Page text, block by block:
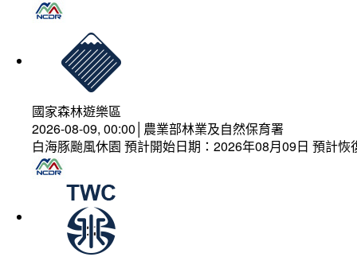
國家森林遊樂區
2026-08-09, 00:00│農業部林業及自然保育署
白海豚颱風休園 預計開始日期：2026年08月09日 預計